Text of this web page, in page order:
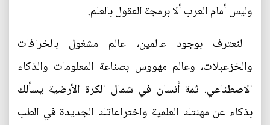
‬وليس أمام العرب ألا برمجة العقول بالعلم‮. ‬
‮ ‬لنعترف بوجود عالمين،‮ ‬عالم مشغول بالخرافات
والخزعبلات،‮ ‬وعالم مهووس بصناعة المعلومات والذكاء
الاصطناعي‮. ‬ثمة أنسان في‮ ‬شمال الكرة الأرضية‮ ‬يسألك
بذكاء عن مهنتك العلمية واختراعاتك الجديدة في‮ ‬الطب